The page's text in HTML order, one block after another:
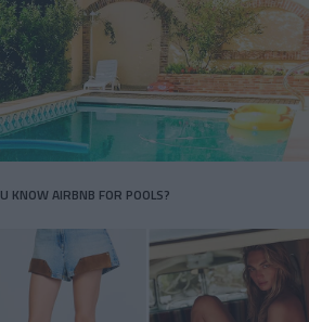
KNOW AIRBNB FOR POOLS?